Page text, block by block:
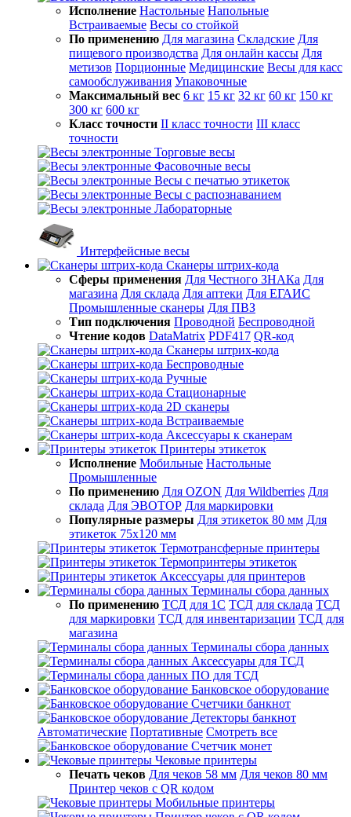
Исполнение Настольные Напольные
Встраиваемые Весы со стойкой
По применению Для магазина Складские Для
пищевого производства Для онлайн кассы Для
метизов Порционные Медицинские Весы для касс
самообслуживания Упаковочные
Максимальный вес 6 кг 15 кг 32 кг 60 кг 150 кг
300 кг 600 кг
Класс точности II класс точности III класс
точности
Торговые весы
Фасовочные весы
Весы с печатью этикеток
Весы с распознаванием
Лабораторные
Интерфейсные весы
Сканеры штрих-кода
Сферы применения Для Честного ЗНАКа Для
магазина Для склада Для аптеки Для ЕГАИС
Промышленные сканеры Для ПВЗ
Тип подключения Проводной Беспроводной
Чтение кодов DataMatrix PDF417 QR-код
Сканеры штрих-кода
Беспроводные
Ручные
Стационарные
2D сканеры
Встраиваемые
Аксессуары к сканерам
Принтеры этикеток
Исполнение Мобильные Настольные
Промышленные
По применению Для OZON Для Wildberries Для
склада Для ЭВОТОР Для маркировки
Популярные размеры Для этикеток 80 мм Для
этикеток 75х120 мм
Термотрансферные принтеры
Термопринтеры этикеток
Аксессуары для принтеров
Терминалы сбора данных
По применению ТСД для 1С ТСД для склада ТСД
для маркировки ТСД для инвентаризации ТСД для
магазина
Терминалы сбора данных
Аксессуары для ТСД
ПО для ТСД
Банковское оборудование
Счетчики банкнот
Детекторы банкнот
Автоматические Портативные Смотреть все
Счетчик монет
Чековые принтеры
Печать чеков Для чеков 58 мм Для чеков 80 мм
Принтер чеков с QR кодом
Мобильные принтеры